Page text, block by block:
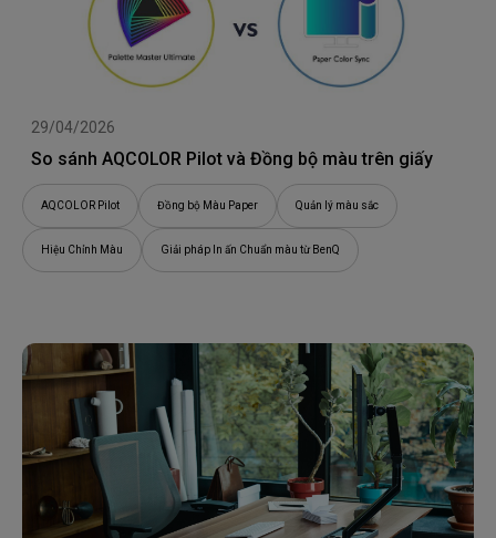
29/04/2026
So sánh AQCOLOR Pilot và Đồng bộ màu trên giấy
AQCOLOR Pilot Đồng bộ Màu Paper Quản lý màu sắc
Hiệu Chỉnh Màu Giải pháp In ấn Chuẩn màu từ BenQ